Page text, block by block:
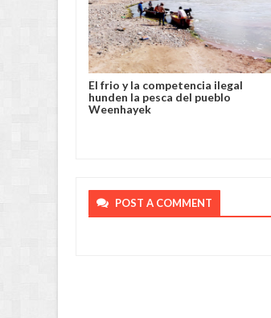
El frio y la competencia ilegal
hunden la pesca del pueblo
Weenhayek
POST A COMMENT